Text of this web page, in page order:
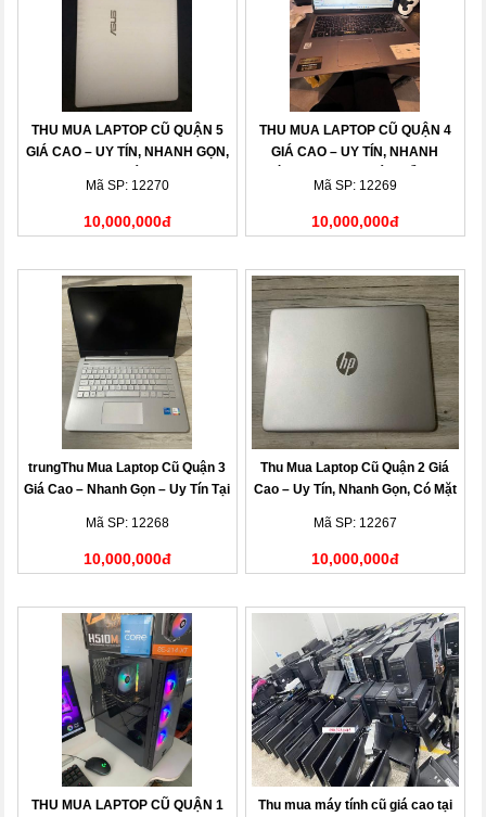
THU MUA LAPTOP CŨ QUẬN 5
GIÁ CAO – UY TÍN, NHANH GỌN,
Mã SP: 12270
10,000,000đ
THU MUA LAPTOP CŨ QUẬN 4
GIÁ CAO – UY TÍN, NHANH
Mã SP: 12269
10,000,000đ
trungThu Mua Laptop Cũ Quận 3
Giá Cao – Nhanh Gọn – Uy Tín Tại
Mã SP: 12268
10,000,000đ
Thu Mua Laptop Cũ Quận 2 Giá
Cao – Uy Tín, Nhanh Gọn, Có Mặt
Mã SP: 12267
10,000,000đ
THU MUA LAPTOP CŨ QUẬN 1
Thu mua máy tính cũ giá cao tại